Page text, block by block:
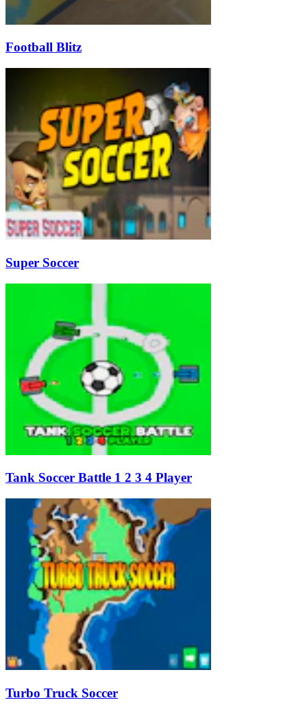
Football Blitz
Super Soccer
Tank Soccer Battle 1 2 3 4 Player
Turbo Truck Soccer